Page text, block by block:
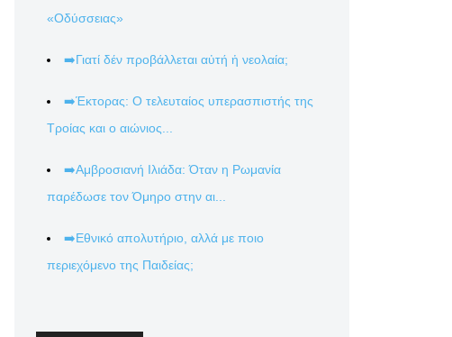
«Οδύσσειας»
➡️Γιατί δέν προβάλλεται αὐτή ἡ νεολαία;
➡️Έκτορας: Ο τελευταίος υπερασπιστής της
Τροίας και ο αιώνιος...
➡️Αμβροσιανή Ιλιάδα: Όταν η Ρωμανία
παρέδωσε τον Όμηρο στην αι...
➡️Εθνικό απολυτήριο, αλλά με ποιο
περιεχόμενο της Παιδείας;